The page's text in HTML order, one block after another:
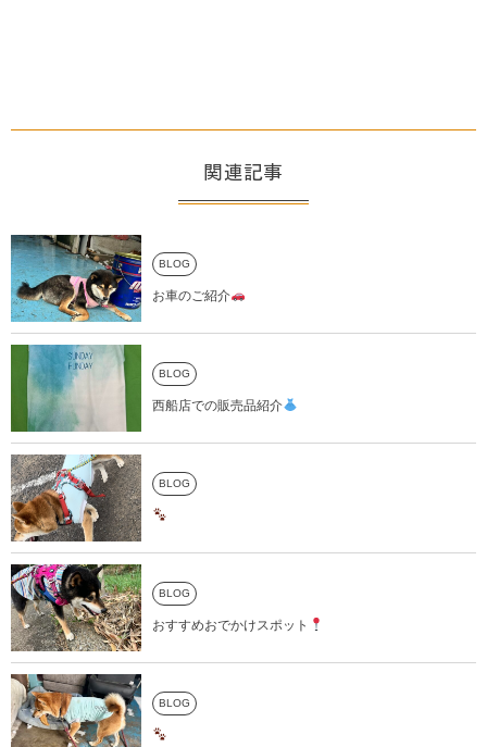
関連記事
BLOG
お車のご紹介
BLOG
西船店での販売品紹介
BLOG
BLOG
おすすめおでかけスポット
BLOG